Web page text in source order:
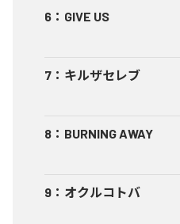
6 ： GIVE US
7 ： キルザセレブ
8 ： BURNING AWAY
9 ： オクルコトバ